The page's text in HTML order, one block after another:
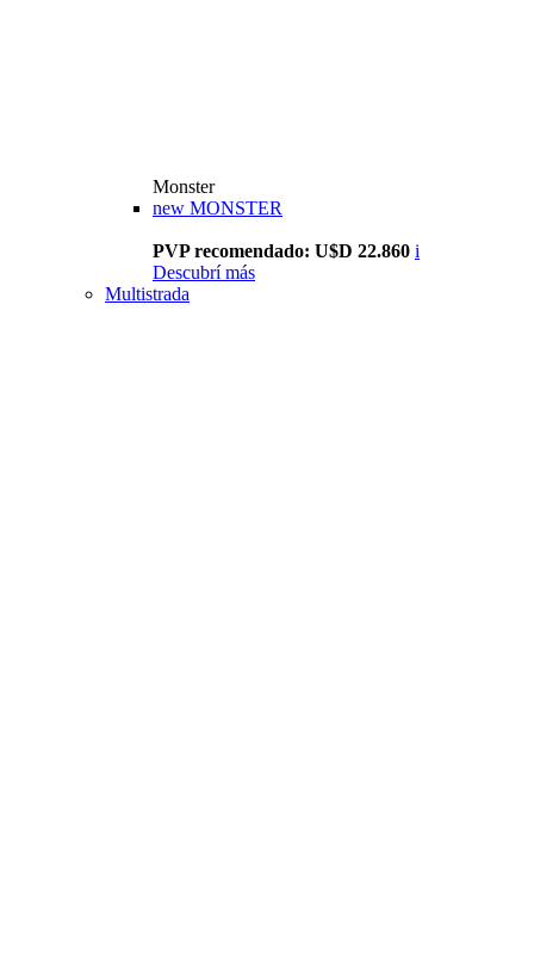
Monster
new MONSTER
PVP recomendado: U$D 22.860 i
Descubrí más
Multistrada